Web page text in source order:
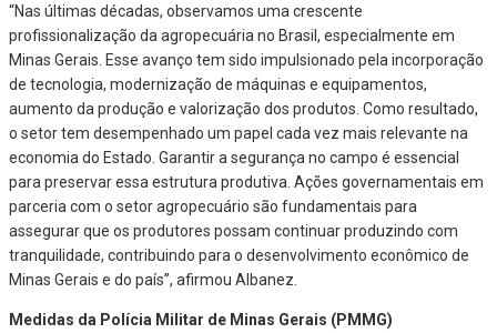
“Nas últimas décadas, observamos uma crescente
profissionalização da agropecuária no Brasil, especialmente em
Minas Gerais. Esse avanço tem sido impulsionado pela incorporação
de tecnologia, modernização de máquinas e equipamentos,
aumento da produção e valorização dos produtos. Como resultado,
o setor tem desempenhado um papel cada vez mais relevante na
economia do Estado. Garantir a segurança no campo é essencial
para preservar essa estrutura produtiva. Ações governamentais em
parceria com o setor agropecuário são fundamentais para
assegurar que os produtores possam continuar produzindo com
tranquilidade, contribuindo para o desenvolvimento econômico de
Minas Gerais e do país”, afirmou Albanez.
Medidas da Polícia Militar de Minas Gerais (PMMG)